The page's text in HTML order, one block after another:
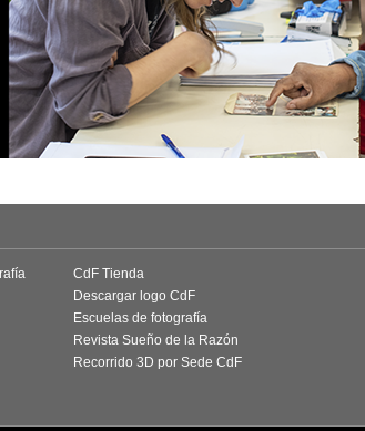
CdF Tienda
Descargar logo CdF
Escuelas de fotografía
Revista Sueño de la Razón
Recorrido 3D por Sede CdF